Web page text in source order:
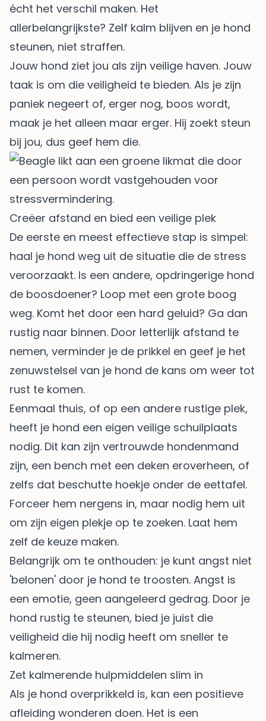
écht het verschil maken. Het
allerbelangrijkste? Zelf kalm blijven en je hond
steunen, niet straffen.
Jouw hond ziet jou als zijn veilige haven. Jouw
taak is om die veiligheid te bieden. Als je zijn
paniek negeert of, erger nog, boos wordt,
maak je het alleen maar erger. Hij zoekt steun
bij jou, dus geef hem die.
Creëer afstand en bied een veilige plek
De eerste en meest effectieve stap is simpel:
haal je hond weg uit de situatie die de stress
veroorzaakt. Is een andere, opdringerige hond
de boosdoener? Loop met een grote boog
weg. Komt het door een hard geluid? Ga dan
rustig naar binnen. Door letterlijk afstand te
nemen, verminder je de prikkel en geef je het
zenuwstelsel van je hond de kans om weer tot
rust te komen.
Eenmaal thuis, of op een andere rustige plek,
heeft je hond een eigen veilige schuilplaats
nodig. Dit kan zijn vertrouwde hondenmand
zijn, een bench met een deken eroverheen, of
zelfs dat beschutte hoekje onder de eettafel.
Forceer hem nergens in, maar nodig hem uit
om zijn eigen plekje op te zoeken. Laat hem
zelf de keuze maken.
Belangrijk om te onthouden: je kunt angst niet
'belonen' door je hond te troosten. Angst is
een emotie, geen aangeleerd gedrag. Door je
hond rustig te steunen, bied je juist die
veiligheid die hij nodig heeft om sneller te
kalmeren.
Zet kalmerende hulpmiddelen slim in
Als je hond overprikkeld is, kan een positieve
afleiding wonderen doen. Het is een